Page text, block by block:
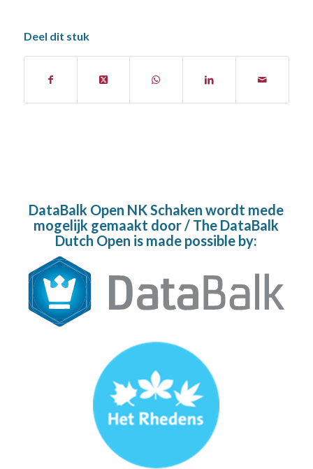
Deel dit stuk
DataBalk Open NK Schaken wordt mede
mogelijk gemaakt door / The DataBalk
Dutch Open is made possible by: